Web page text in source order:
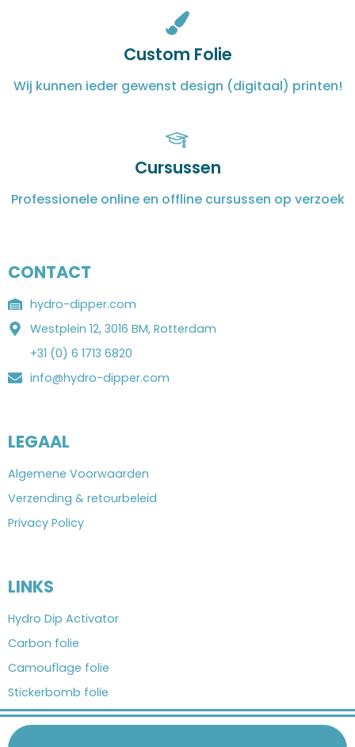
Custom Folie
Wij kunnen ieder gewenst design (digitaal) printen!
Cursussen
Professionele online en offline cursussen op verzoek
CONTACT
hydro-dipper.com
Westplein 12, 3016 BM, Rotterdam
+31 (0) 6 1713 6820
info@hydro-dipper.com
LEGAAL
Algemene Voorwaarden
Verzending & retourbeleid
Privacy Policy
LINKS
Hydro Dip Activator
Carbon folie
Camouflage folie
Stickerbomb folie